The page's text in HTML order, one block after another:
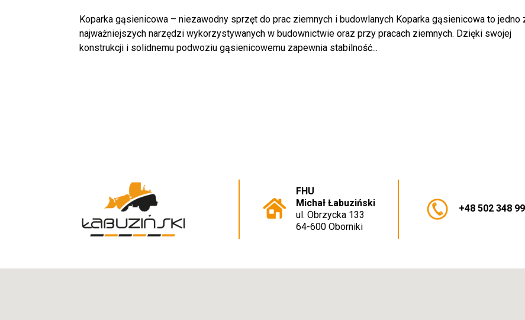
Koparka gąsienicowa – niezawodny sprzęt do prac ziemnych i budowlanych Koparka gąsienicowa to jedno
najważniejszych narzędzi wykorzystywanych w budownictwie oraz przy pracach ziemnych. Dzięki swojej
konstrukcji i solidnemu podwoziu gąsienicowemu zapewnia stabilność...
FHU
Michał Łabuziński
ul. Obrzycka 133
64-600 Oborniki
+48 502 348